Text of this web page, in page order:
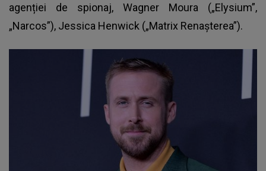
agenției de spionaj, Wagner Moura („Elysium”,
„Narcos”), Jessica Henwick („Matrix Renașterea”).